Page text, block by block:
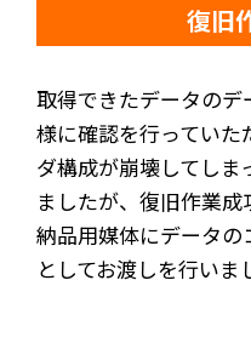
復旧
取得できたデータの
様に確認を行ってい
ダ構成が崩壊してしま
ましたが、復旧作業成
納品用媒体にデータ
としてお渡しを行いま